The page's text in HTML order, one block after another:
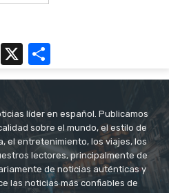
LinkedIn
X
líder en español. Publicamos
sobre el mundo, el estilo de
el entretenimiento, los viajes, los
lectores, principalmente de
de noticias auténticas y
las noticias más confiables de